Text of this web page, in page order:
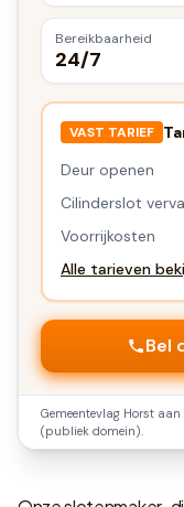
Bereikbaarheid
24/7
VAST TARIEF
Deur openen
Cilinderslot
Voorrijkosten
Alle tarieven
Bel
Gemeentevlag Horst aan
(publiek domein).